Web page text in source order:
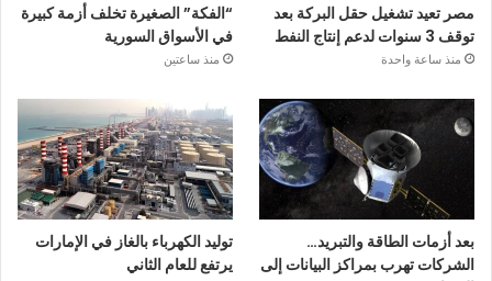
مصر تعيد تشغيل حقل البركة بعد
توقف 3 سنوات لدعم إنتاج النفط
منذ ساعة واحدة
“الفكة” الصغيرة تخلف أزمة كبيرة
في الأسواق السورية
منذ ساعتين
بعد أزمات الطاقة والتبريد…
الشركات تهرب بمراكز البيانات إلى
توليد الكهرباء بالغاز في الإمارات
يرتفع للعام الثاني